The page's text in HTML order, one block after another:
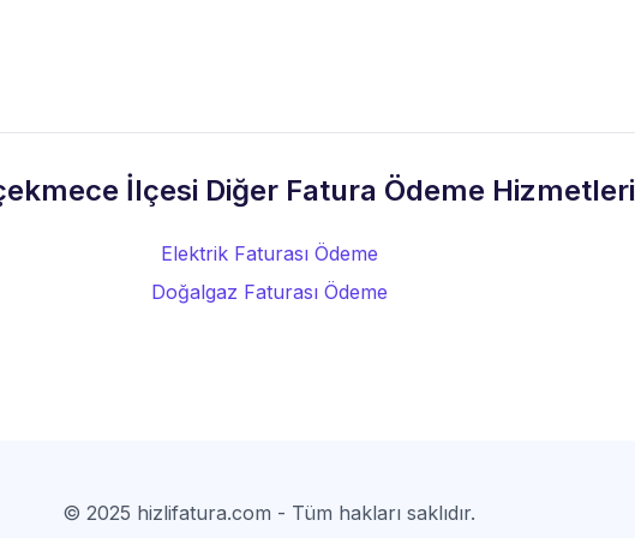
İlçesi Diğer Fatura Ödeme Hizmetleri
Elektrik Faturası Ödeme
Doğalgaz Faturası Ödeme
© 2025 hizlifatura.com - Tüm hakları saklıdır.